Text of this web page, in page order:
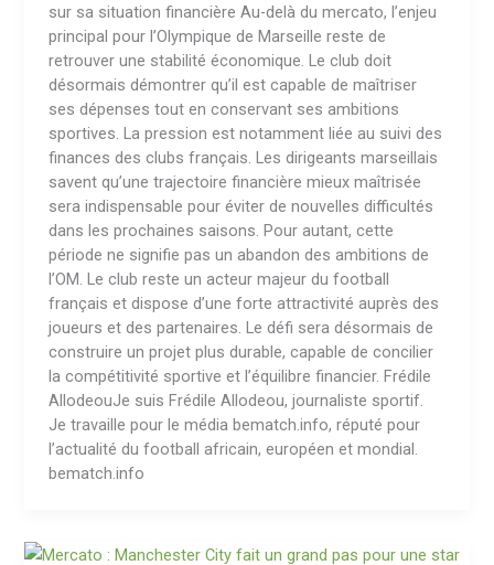
sur sa situation financière Au-delà du mercato, l’enjeu
principal pour l’Olympique de Marseille reste de
retrouver une stabilité économique. Le club doit
désormais démontrer qu’il est capable de maîtriser
ses dépenses tout en conservant ses ambitions
sportives. La pression est notamment liée au suivi des
finances des clubs français. Les dirigeants marseillais
savent qu’une trajectoire financière mieux maîtrisée
sera indispensable pour éviter de nouvelles difficultés
dans les prochaines saisons. Pour autant, cette
période ne signifie pas un abandon des ambitions de
l’OM. Le club reste un acteur majeur du football
français et dispose d’une forte attractivité auprès des
joueurs et des partenaires. Le défi sera désormais de
construire un projet plus durable, capable de concilier
la compétitivité sportive et l’équilibre financier. Frédile
AllodeouJe suis Frédile Allodeou, journaliste sportif.
Je travaille pour le média bematch.info, réputé pour
l’actualité du football africain, européen et mondial.
bematch.info
Mercato